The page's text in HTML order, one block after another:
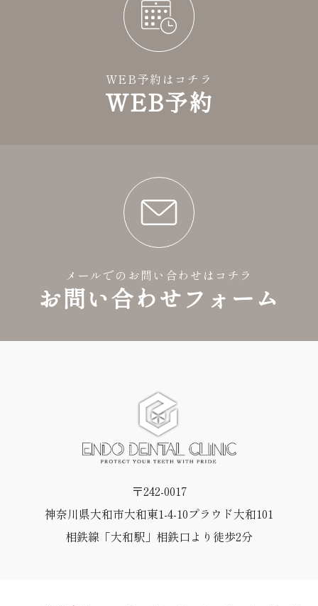
WEB予約はコチラ
WEB予約
メールでのお問い合わせはコチラ
お問い合わせフォーム
〒242-0017
神奈川県大和市大和東1-4-10プラウド大和101
相鉄線「大和駅」相鉄口より徒歩2分